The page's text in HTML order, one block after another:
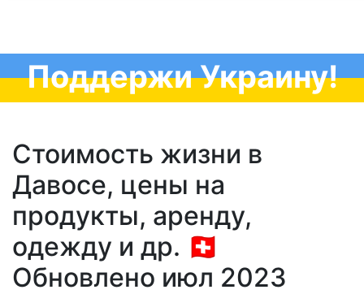
Поддержи Украину!
Стоимость жизни в
Давосе, цены на
продукты, аренду,
одежду и др. 🇨🇭
Обновлено июл 2023